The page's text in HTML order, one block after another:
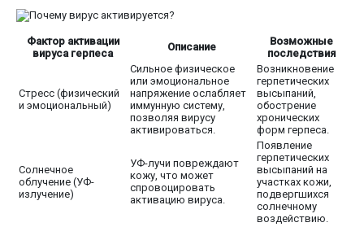
Фактор активации
вируса герпеса
Описание
Возможные
последствия
Стресс (физический
и эмоциональный)
Сильное физическое
или эмоциональное
напряжение ослабляет
иммунную систему,
позволяя вирусу
активироваться.
Возникновение
герпетических
высыпаний,
обострение
хронических
форм герпеса.
Солнечное
облучение (УФ-
излучение)
УФ-лучи повреждают
кожу, что может
спровоцировать
активацию вируса.
Появление
герпетических
высыпаний на
участках кожи,
подвергшихся
солнечному
воздействию.